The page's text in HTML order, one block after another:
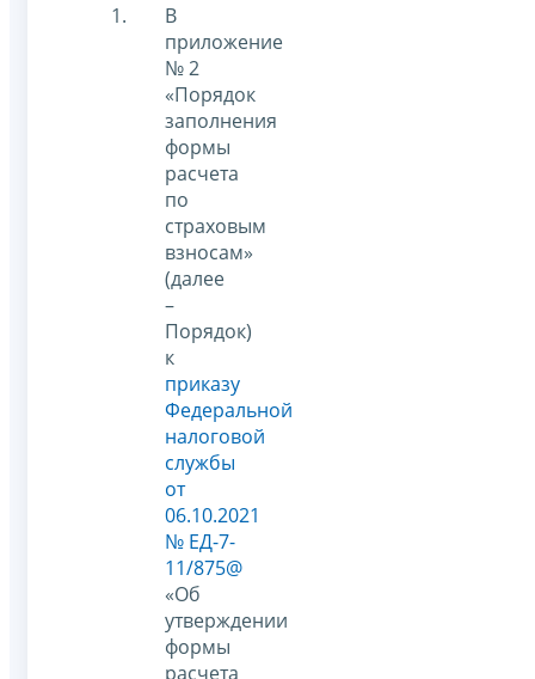
В
приложение
№ 2
«Порядок
заполнения
формы
расчета
по
страховым
взносам»
(далее
–
Порядок)
к
приказу
Федеральной
налоговой
службы
от
06.10.2021
№ ЕД-7-
11/875@
«Об
утверждении
формы
расчета